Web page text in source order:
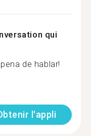
qui
de hablar!
l'appli